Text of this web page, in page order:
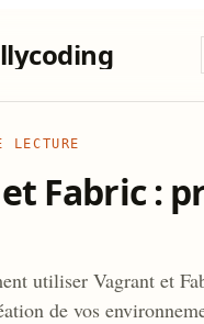
Fabric :
utiliser Vagrant et
de vos